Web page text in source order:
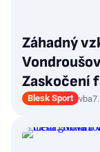
Záhadný
Zaskočení
Blesk Sport vba